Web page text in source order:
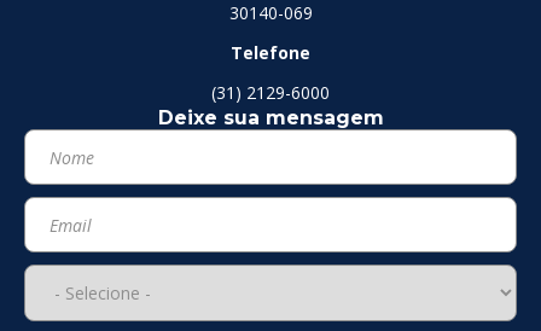
30140-069
Telefone
(31) 2129-6000
Deixe sua mensagem